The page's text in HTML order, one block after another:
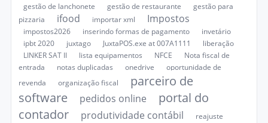
gestão de lanchonete
gestão de restaurante
gestão para
pizzaria
ifood importar xml Impostos
impostos2026 inserindo formas de pagamento
invetário
ipbt 2020
juxtago JuxtaPOS.exe at 007A1111
liberação
LINKER SAT II
lista equipamentos NFCE
Nota fiscal de
entrada
notas duplicadas onedrive
oportunidade de
revenda
organização fiscal
parceiro de
software
pedidos online
portal do
contador
produtividade contábil
reajuste